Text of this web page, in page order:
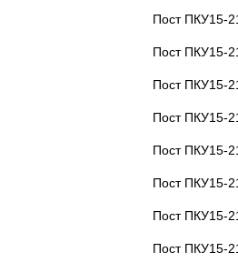
Пост ПКУ15-
Пост ПКУ15-
Пост ПКУ15-
Пост ПКУ15-
Пост ПКУ15-
Пост ПКУ15-
Пост ПКУ15-
Пост ПКУ15-